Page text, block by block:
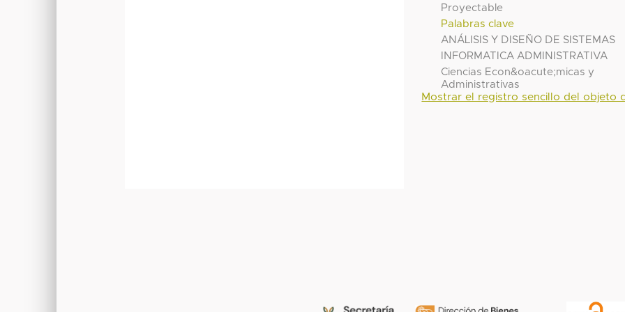
Proyectable
Palabras clave
ANÁLISIS Y DISEÑO DE SISTEMAS
INFORMATICA ADMINISTRATIVA
Ciencias Econ&oacute;micas y
Administrativas
Mostrar el registro sencillo del objeto